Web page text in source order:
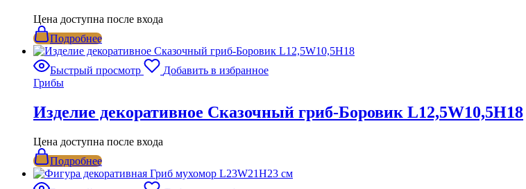
Цена доступна после входа
Подробнее
Быстрый просмотр
Добавить в избранное
Грибы
Изделие декоративное Сказочный гриб-Боровик L12,5W10,5H18
Цена доступна после входа
Подробнее